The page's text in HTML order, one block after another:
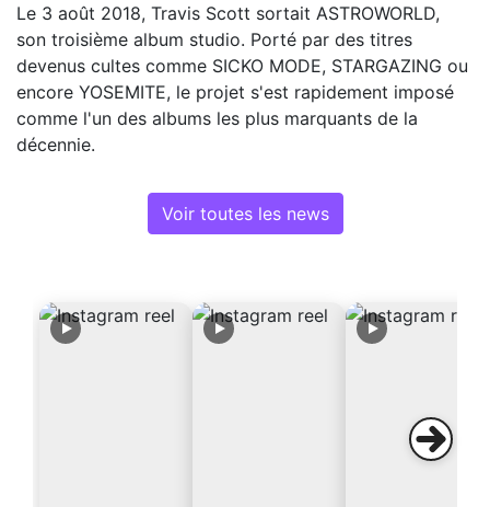
Le 3 août 2018, Travis Scott sortait ASTROWORLD,
son troisième album studio. Porté par des titres
devenus cultes comme SICKO MODE, STARGAZING ou
encore YOSEMITE, le projet s'est rapidement imposé
comme l'un des albums les plus marquants de la
décennie.
Voir toutes les news